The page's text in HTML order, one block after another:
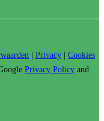
| Privacy | Cookies
Privacy Policy and